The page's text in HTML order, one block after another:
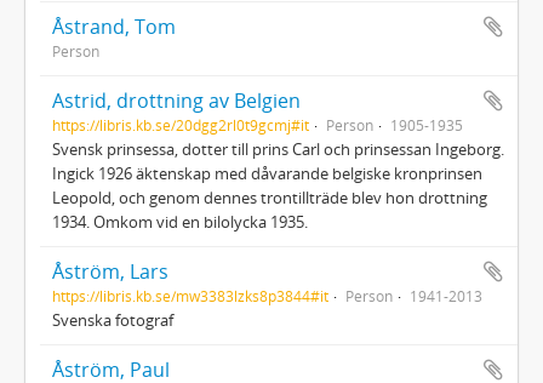
Åstrand, Tom
Person
Astrid, drottning av Belgien
https://libris.kb.se/20dgg2rl0t9gcmj#it Person 1905-1935
Svensk prinsessa, dotter till prins Carl och prinsessan Ingeborg.
Ingick 1926 äktenskap med dåvarande belgiske kronprinsen
Leopold, och genom dennes trontillträde blev hon drottning
1934. Omkom vid en bilolycka 1935.
Åström, Lars
https://libris.kb.se/mw3383lzks8p3844#it Person 1941-2013
Svenska fotograf
Åström, Paul